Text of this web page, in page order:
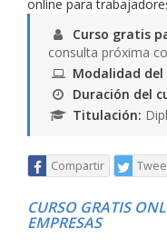
Curso gratis
consulta próxima
Modalidad del
Duración del
Titulación:
Compartir
CURSO GRATIS
EMPRESAS